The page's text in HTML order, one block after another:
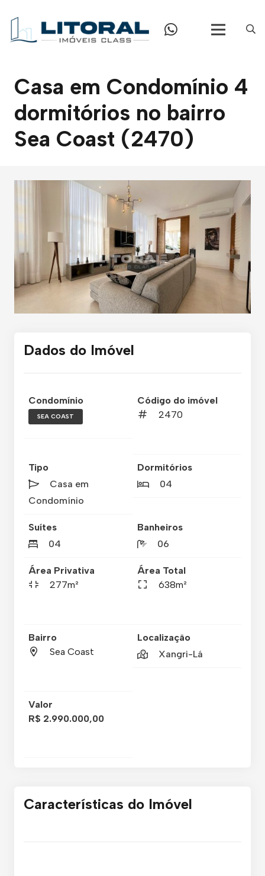
Casa em Condomínio 4
dormitórios no bairro
Sea Coast (2470)
Dados do Imóvel
Condomínio
SEA COAST
Código do imóvel
2470
Tipo
Casa em
Condomínio
Dormitórios
04
Suítes
04
Banheiros
06
Área Privativa
277m²
Área Total
638m²
Bairro
Sea Coast
Localização
Xangri-Lá
Valor
R$ 2.990.000,00
Características do Imóvel